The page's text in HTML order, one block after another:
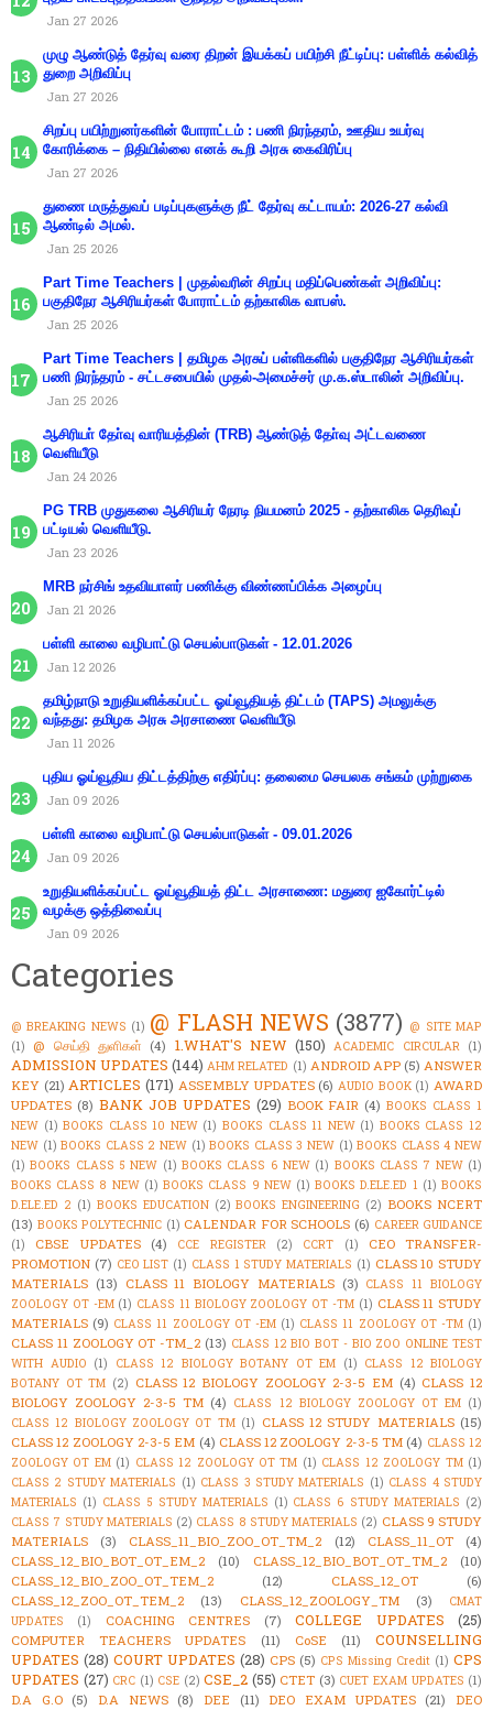
Jan 27 2026
முழு ஆண்டுத் தேர்வு வரை திறன் இயக்கப் பயிற்சி நீட்டிப்பு: பள்ளிக் கல்வித்
துறை அறிவிப்பு
Jan 27 2026
சிறப்பு பயிற்றுனர்களின் போராட்டம் : பணி நிரந்தரம், ஊதிய உயர்வு
கோரிக்கை – நிதியில்லை எனக் கூறி அரசு கைவிரிப்பு
Jan 27 2026
துணை மருத்துவப் படிப்புகளுக்கு நீட் தேர்வு கட்டாயம்: 2026-27 கல்வி
ஆண்டில் அமல்.
Jan 25 2026
Part Time Teachers | முதல்வரின் சிறப்பு மதிப்பெண்கள் அறிவிப்பு:
பகுதிநேர ஆசிரியர்கள் போராட்டம் தற்காலிக வாபஸ்.
Jan 25 2026
Part Time Teachers | தமிழக அரசுப் பள்ளிகளில் பகுதிநேர ஆசிரியர்கள்
பணி நிரந்தரம் - சட்டசபையில் முதல்-அமைச்சர் மு.க.ஸ்டாலின் அறிவிப்பு.
Jan 25 2026
ஆசிரியா் தோ்வு வாரியத்தின் (TRB) ஆண்டுத் தோ்வு அட்டவணை
வெளியீடு
Jan 24 2026
PG TRB முதுகலை ஆசிரியர் நேரடி நியமனம் 2025 - தற்காலிக தெரிவுப்
பட்டியல் வெளியீடு.
Jan 23 2026
MRB நர்சிங் உதவியாளர் பணிக்கு விண்ணப்பிக்க அழைப்பு
Jan 21 2026
பள்ளி காலை வழிபாட்டு செயல்பாடுகள் - 12.01.2026
Jan 12 2026
தமிழ்நாடு உறுதியளிக்கப்பட்ட ஓய்வூதியத் திட்டம் (TAPS) அமலுக்கு
வந்தது: தமிழக அரசு அரசாணை வெளியீடு
Jan 11 2026
புதிய ஓய்வூதிய திட்டத்திற்கு எதிர்ப்பு: தலைமை செயலக சங்கம் முற்றுகை
Jan 09 2026
பள்ளி காலை வழிபாட்டு செயல்பாடுகள் - 09.01.2026
Jan 09 2026
உறுதியளிக்கப்பட்ட ஓய்வூதியத் திட்ட அரசாணை: மதுரை ஐகோர்ட்டில்
வழக்கு ஒத்திவைப்பு
Jan 09 2026
Categories
@ BREAKING NEWS (1) @ FLASH NEWS (3877) @ SITE MAP
(1) @ செய்தி துளிகள் (4) 1.WHAT'S NEW (150) ACADEMIC CIRCULAR (1)
ADMISSION UPDATES (144) AHM RELATED (1) ANDROID APP (5) ANSWER
KEY (21) ARTICLES (171) ASSEMBLY UPDATES (6) AUDIO BOOK (1) AWARD
UPDATES (8) BANK JOB UPDATES (29) BOOK FAIR (4) BOOKS CLASS 1
NEW (1) BOOKS CLASS 10 NEW (1) BOOKS CLASS 11 NEW (1) BOOKS CLASS 12
NEW (1) BOOKS CLASS 2 NEW (1) BOOKS CLASS 3 NEW (1) BOOKS CLASS 4 NEW
(1) BOOKS CLASS 5 NEW (1) BOOKS CLASS 6 NEW (1) BOOKS CLASS 7 NEW (1)
BOOKS CLASS 8 NEW (1) BOOKS CLASS 9 NEW (1) BOOKS D.ELE.ED 1 (1) BOOKS
D.ELE.ED 2 (1) BOOKS EDUCATION (2) BOOKS ENGINEERING (2) BOOKS NCERT
(13) BOOKS POLYTECHNIC (1) CALENDAR FOR SCHOOLS (6) CAREER GUIDANCE
(1)
CBSE UPDATES (4) CCE REGISTER (2) CCRT (1)
CEO TRANSFER-
PROMOTION (7) CEO LIST (1) CLASS 1 STUDY MATERIALS (1) CLASS 10 STUDY
MATERIALS (13) CLASS 11 BIOLOGY MATERIALS (3) CLASS 11 BIOLOGY
ZOOLOGY OT -EM (1) CLASS 11 BIOLOGY ZOOLOGY OT -TM (1) CLASS 11 STUDY
MATERIALS (9) CLASS 11 ZOOLOGY OT -EM (1) CLASS 11 ZOOLOGY OT -TM (1)
CLASS 11 ZOOLOGY OT -TM_2 (13) CLASS 12 BIO BOT - BIO ZOO ONLINE TEST
WITH AUDIO (1) CLASS 12 BIOLOGY BOTANY OT EM (1) CLASS 12 BIOLOGY
BOTANY OT TM (2) CLASS 12 BIOLOGY ZOOLOGY 2-3-5 EM (4) CLASS 12
BIOLOGY ZOOLOGY 2-3-5 TM (4) CLASS 12 BIOLOGY ZOOLOGY OT EM (1)
CLASS 12 BIOLOGY ZOOLOGY OT TM (1) CLASS 12 STUDY MATERIALS (15)
CLASS 12 ZOOLOGY 2-3-5 EM (4) CLASS 12 ZOOLOGY 2-3-5 TM (4) CLASS 12
ZOOLOGY OT EM (1) CLASS 12 ZOOLOGY OT TM (1) CLASS 12 ZOOLOGY TM (1)
CLASS 2 STUDY MATERIALS (1) CLASS 3 STUDY MATERIALS (1) CLASS 4 STUDY
MATERIALS (1) CLASS 5 STUDY MATERIALS (1) CLASS 6 STUDY MATERIALS (2)
CLASS 7 STUDY MATERIALS (2) CLASS 8 STUDY MATERIALS (2) CLASS 9 STUDY
MATERIALS
(3) CLASS_11_BIO_ZOO_OT_TM_2 (12) CLASS_11_OT
(4)
CLASS_12_BIO_BOT_OT_EM_2
(10) CLASS_12_BIO_BOT_OT_TM_2
(10)
CLASS_12_BIO_ZOO_OT_TEM_2
(12) CLASS_12_OT
(6)
CLASS_12_ZOO_OT_TEM_2
(13) CLASS_12_ZOOLOGY_TM (3)
CMAT
UPDATES
(1) COACHING CENTRES (7) COLLEGE UPDATES (25)
COMPUTER TEACHERS UPDATES (11) CoSE (11)
COUNSELLING
UPDATES (28) COURT UPDATES (28) CPS (5) CPS Missing Credit (1) CPS
UPDATES (27) CRC (1) CSE (2) CSE_2 (55) CTET (3) CUET EXAM UPDATES (1)
D.A G.O (5) D.A NEWS (8) DEE (11) DEO EXAM UPDATES (21)
DEO